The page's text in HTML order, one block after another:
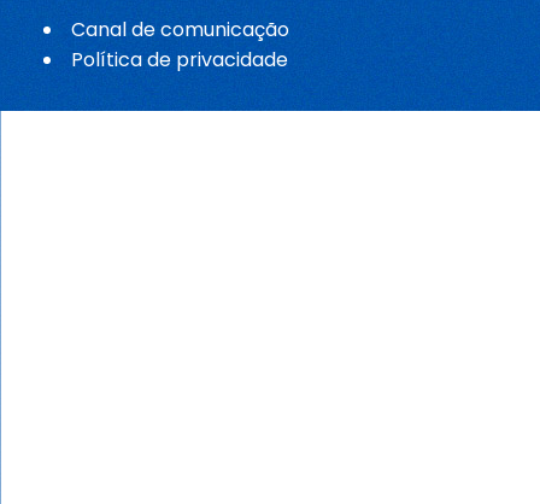
Canal de comunicação
Política de privacidade